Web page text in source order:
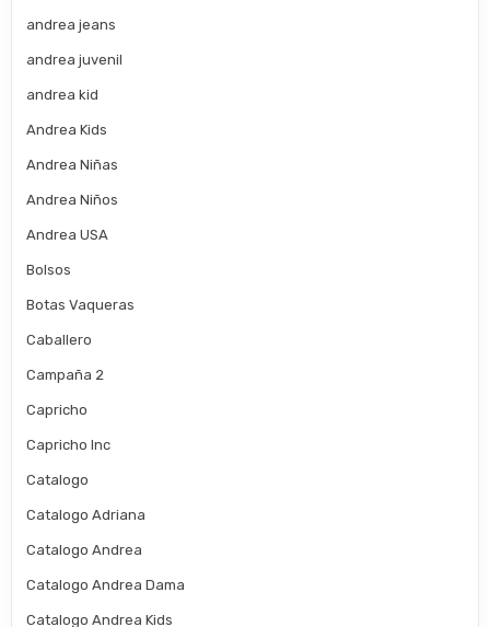
andrea jeans
andrea juvenil
andrea kid
Andrea Kids
Andrea Niñas
Andrea Niños
Andrea USA
Bolsos
Botas Vaqueras
Caballero
Campaña 2
Capricho
Capricho Inc
Catalogo
Catalogo Adriana
Catalogo Andrea
Catalogo Andrea Dama
Catalogo Andrea Kids